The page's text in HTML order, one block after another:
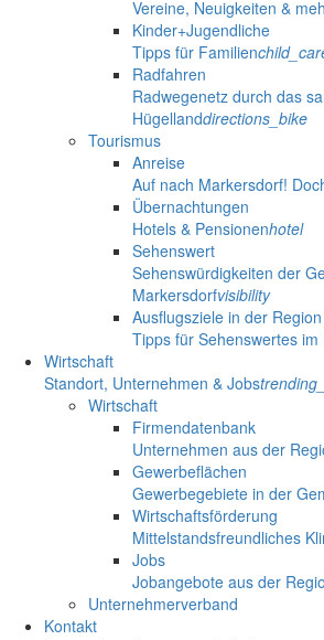
Vereine, Neuigkeiten &
Kinder+Jugendliche
Tipps für Familien
Radfahren
Radwegenetz durch das
Hügellanddirections_bike
Tourismus
Anreise
Auf nach Markersdorf!
Übernachtungen
Hotels & Pensionenhotel
Sehenswert
Sehenswürdigkeiten der
Markersdorfvisibility
Ausflugsziele in der Region
Tipps für Sehenswertes im
Wirtschaft
Standort, Unternehmen & Jobs
Wirtschaft
Firmendatenbank
Unternehmen aus der
Gewerbeflächen
Gewerbegebiete in der
Wirtschaftsförderung
Mittelstandsfreundliches
Jobs
Jobangebote aus der
Unternehmerverband
Kontakt